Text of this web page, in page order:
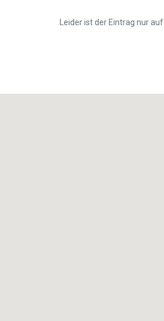
Leider ist der Eintrag nur auf